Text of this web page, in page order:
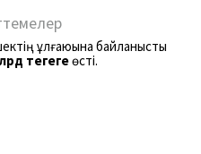
ұлғаюына байланысты
теңгегеөсті.